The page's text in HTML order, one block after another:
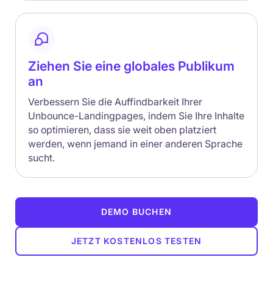
Ziehen Sie eine globales Publikum
an
Verbessern Sie die Auffindbarkeit Ihrer
Unbounce-Landingpages, indem Sie Ihre Inhalte
so optimieren, dass sie weit oben platziert
werden, wenn jemand in einer anderen Sprache
sucht.
DEMO BUCHEN
JETZT KOSTENLOS TESTEN